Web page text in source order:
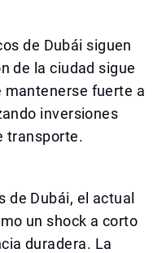
de Dubái siguen
de la ciudad sigue
mantenerse fuerte a
inversiones
transporte.
de Dubái, el actual
un shock a corto
duradera. La